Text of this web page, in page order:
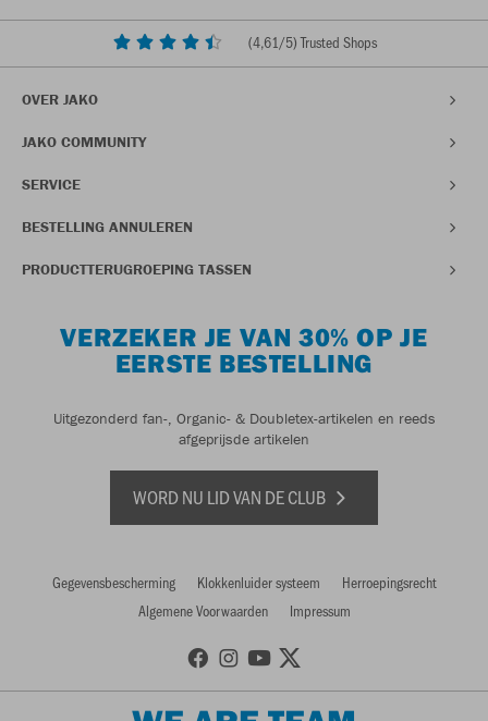
(4,61/5) Trusted Shops
OVER JAKO
JAKO COMMUNITY
SERVICE
BESTELLING ANNULEREN
PRODUCTTERUGROEPING TASSEN
VERZEKER JE VAN 30% OP JE
EERSTE BESTELLING
Uitgezonderd fan-, Organic- & Doubletex-artikelen en reeds
afgeprijsde artikelen
WORD NU LID VAN DE CLUB
Gegevensbescherming Klokkenluider systeem
Herroepingsrecht
Algemene Voorwaarden
Impressum